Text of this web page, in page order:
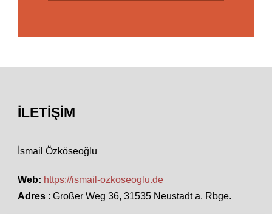
İLETIŞIM
İsmail Özköseoğlu
Web: https://ismail-ozkoseoglu.de
Adres : Großer Weg 36, 31535 Neustadt a. Rbge.